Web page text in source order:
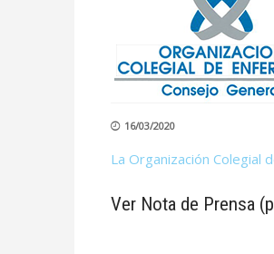
16/03/2020
La Organización Colegial
Ver Nota de Prensa